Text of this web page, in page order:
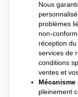
Nous
problèmes
non-
réception
services de
conditions
ventes et
pleinement